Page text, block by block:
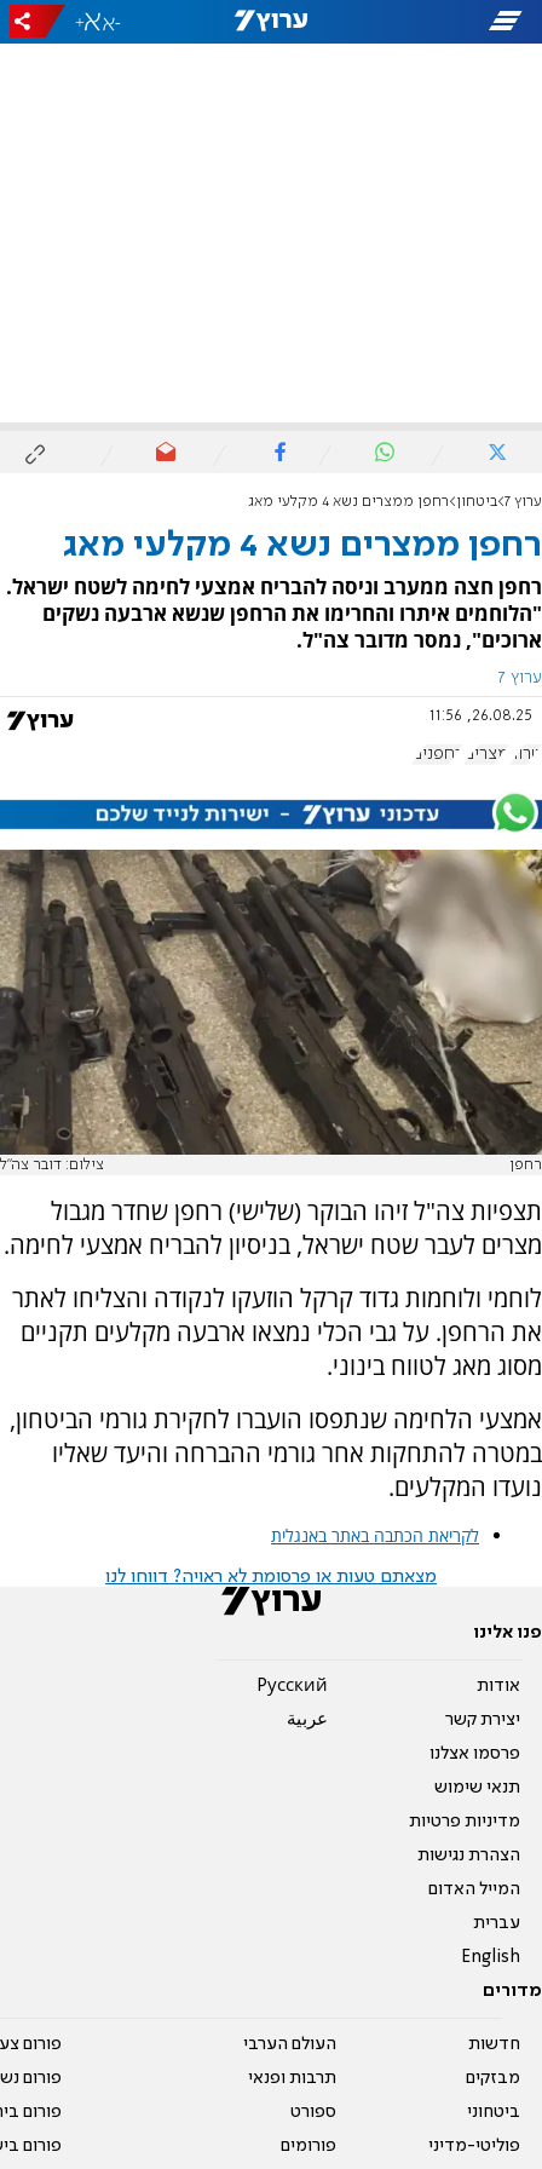
-
+
ערוץ 7 ביטחון רחפן ממצרים נשא 4 מקלעי מאג
רחפן ממצרים נשא 4 מקלעי מאג
רחפן חצה ממערב וניסה להבריח אמצעי לחימה לשטח ישראל.
"הלוחמים איתרו והחרימו את הרחפן שנשא ארבעה נשקים
ארוכים", נמסר מדובר צה"ל.
ערוץ 7
26.08.25, 11:56
טרור מצרים רחפנים
רחפן צילום: דובר צה"ל
תצפיות צה"ל זיהו הבוקר (שלישי) רחפן שחדר מגבול
מצרים לעבר שטח ישראל, בניסיון להבריח אמצעי לחימה.
לוחמי ולוחמות גדוד קרקל הוזעקו לנקודה והצליחו לאתר
את הרחפן. על גבי הכלי נמצאו ארבעה מקלעים תקניים
מסוג מאג לטווח בינוני.
אמצעי הלחימה שנתפסו הועברו לחקירת גורמי הביטחון,
במטרה להתחקות אחר גורמי ההברחה והיעד שאליו
נועדו המקלעים.
לקריאת הכתבה באתר באנגלית
מצאתם טעות או פרסומת לא ראויה? דווחו לנו
פנו אלינו
אודות
יצירת קשר
פרסמו אצלנו
תנאי שימוש
מדיניות פרטיות
הצהרת נגישות
המייל האדום
עברית
English
Pусский
عربية
מדורים
חדשות
מבזקים
ביטחוני
פוליטי-מדיני
העולם הערבי
תרבות ופנאי
ספורט
פורומים
פורום
פורום
פורום
פורום